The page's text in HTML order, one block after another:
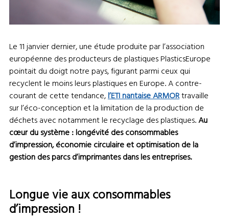
Le 11 janvier dernier, une étude produite par l’association
européenne des producteurs de plastiques PlasticsEurope
pointait du doigt notre pays, figurant parmi ceux qui
recyclent le moins leurs plastiques en Europe. A contre-
courant de cette tendance,l’ETI nantaise ARMORtravaille
sur l’éco-conception et la limitation de la production de
déchets avec notamment le recyclage des plastiques.Au
cœur du système : longévité des consommables
d’impression, économie circulaire et optimisation de la
gestion des parcs d’imprimantes dans les entreprises.
Longue vie aux consommables
d’impression !